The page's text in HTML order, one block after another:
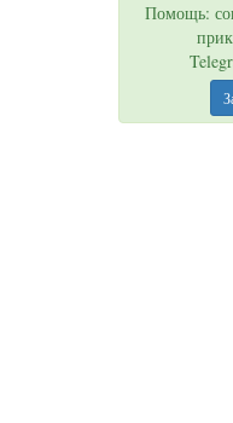
Помощь: